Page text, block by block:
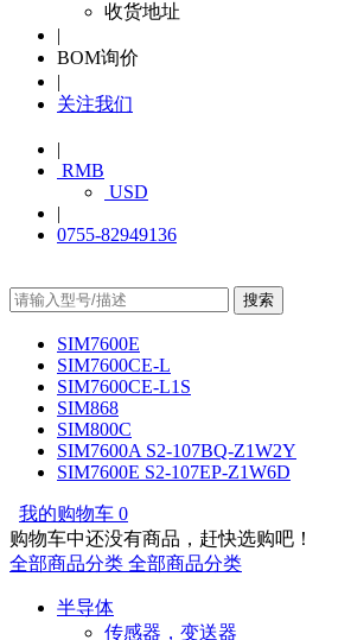
收货地址
|
BOM询价
|
关注我们
|
RMB
USD
|
0755-82949136
SIM7600E
SIM7600CE-L
SIM7600CE-L1S
SIM868
SIM800C
SIM7600A S2-107BQ-Z1W2Y
SIM7600E S2-107EP-Z1W6D
我的购物车 0
购物车中还没有商品，赶快选购吧！
全部商品分类 全部商品分类
半导体
传感器，变送器